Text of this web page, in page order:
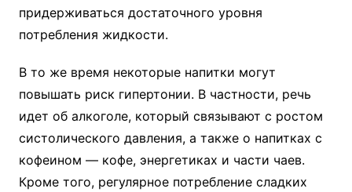
придерживаться достаточного уровня
потребления жидкости.
В то же время некоторые напитки могут
повышать риск гипертонии. В частности, речь
идет об алкоголе, который связывают с ростом
систолического давления, а также о напитках с
кофеином — кофе, энергетиках и части чаев.
Кроме того, регулярное потребление сладких